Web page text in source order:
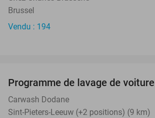
Brussel
Vendu : 194
Programme de lavage de voiture
Carwash Dodane
Sint-Pieters-Leeuw (+2 positions) (9 km)